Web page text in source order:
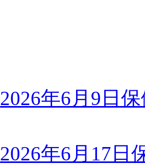
2026年6月9日
2026年6月17日